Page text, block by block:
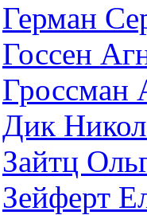
Герман
Госсен
Гроссман
Дик
Зайтц
Зейферт